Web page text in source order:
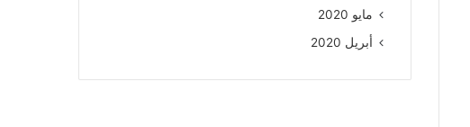
مايو 2020
أبريل 2020